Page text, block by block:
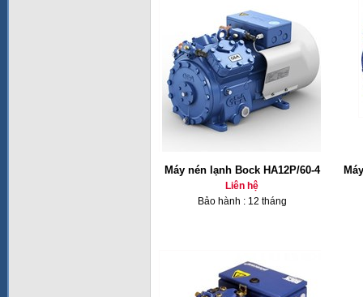
Máy nén lạnh Bock HA12P/60-4
Liên hệ
Bảo hành : 12 tháng